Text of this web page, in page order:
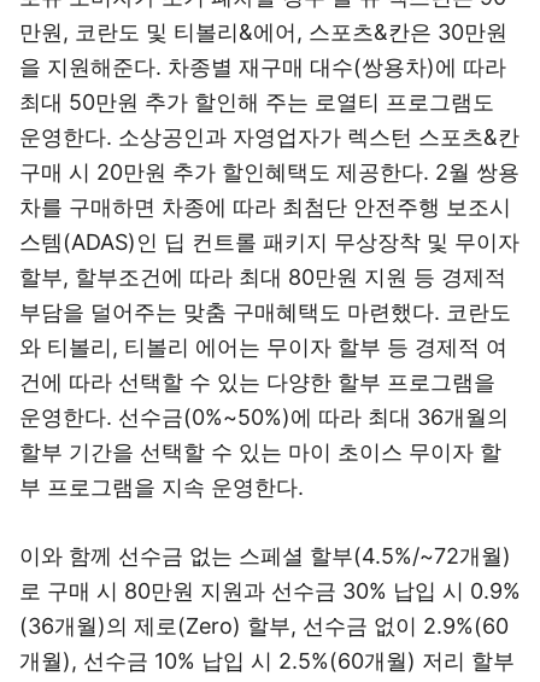
만원, 코란도 및 티볼리&에어, 스포츠&칸은 30만원
을 지원해준다. 차종별 재구매 대수(쌍용차)에 따라
최대 50만원 추가 할인해 주는 로열티 프로그램도
운영한다. 소상공인과 자영업자가 렉스턴 스포츠&칸
구매 시 20만원 추가 할인혜택도 제공한다. 2월 쌍용
차를 구매하면 차종에 따라 최첨단 안전주행 보조시
스템(ADAS)인 딥 컨트롤 패키지 무상장착 및 무이자
할부, 할부조건에 따라 최대 80만원 지원 등 경제적
부담을 덜어주는 맞춤 구매혜택도 마련했다. 코란도
와 티볼리, 티볼리 에어는 무이자 할부 등 경제적 여
건에 따라 선택할 수 있는 다양한 할부 프로그램을
운영한다. 선수금(0%~50%)에 따라 최대 36개월의
할부 기간을 선택할 수 있는 마이 초이스 무이자 할
부 프로그램을 지속 운영한다.
이와 함께 선수금 없는 스페셜 할부(4.5%/~72개월)
로 구매 시 80만원 지원과 선수금 30% 납입 시 0.9%
(36개월)의 제로(Zero) 할부, 선수금 없이 2.9%(60
개월), 선수금 10% 납입 시 2.5%(60개월) 저리 할부